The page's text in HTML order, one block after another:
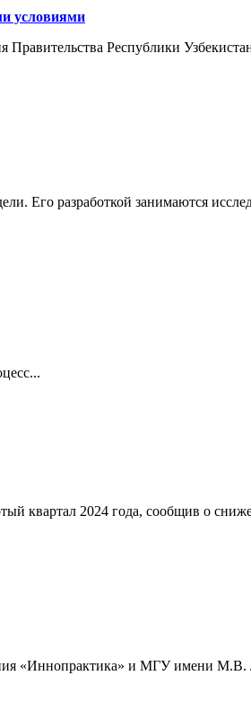
условиями
Республики
Его разработкой занимаются
квартал 2024 года, сообщив о
«Иннопрактика» и МГУ имени М.В.